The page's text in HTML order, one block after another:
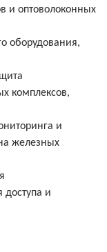
и оптоволоконных
оборудования,
комплексов,
и
железных
и